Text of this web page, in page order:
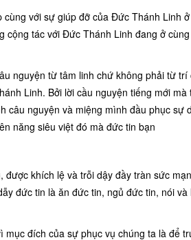
với sự giúp đỡ của Đức Thánh Linh
tác với Đức Thánh Linh đang ở
nguyện từ tâm linh chứ không phải từ trí
Linh. Bởi lời cầu nguyện tiếng mới mà
câu nguyện và miệng mình đầu phục sự
năng siêu việt đó mà đức tin bạn
khích lệ và trỗi dậy đầy tràn sức
đức tin là ăn đức tin, ngủ đức tin, nói và
đích của sự phục vụ chúng ta là để